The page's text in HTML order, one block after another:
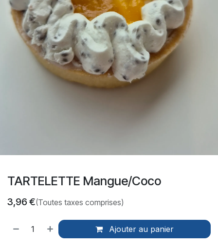
TARTELETTE Mangue/Coco
3,96 €(Toutes taxes comprises)
Ajouter au panier